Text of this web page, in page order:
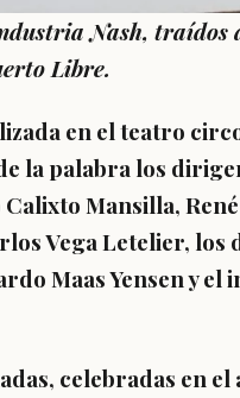
Nash, traídos
Libre.
en el teatro
la palabra los
Mansilla,
Vega Letelier, los
Maas Yensen y el
celebradas en